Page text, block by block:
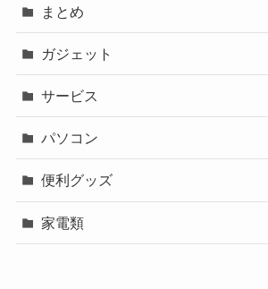
まとめ
ガジェット
サービス
パソコン
便利グッズ
家電類